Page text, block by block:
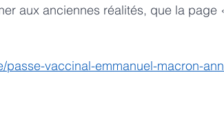
aux anciennes réalités, que la page
vaccinal-emmanuel-macron-